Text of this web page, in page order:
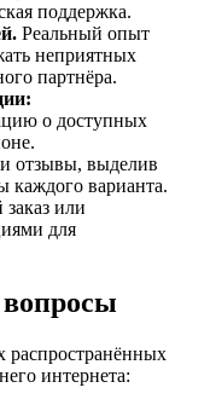
поддержка.
Реальный опыт
неприятных
партнёра.
о доступных
отзывы, выделив
варианта.
или
для
интернета: